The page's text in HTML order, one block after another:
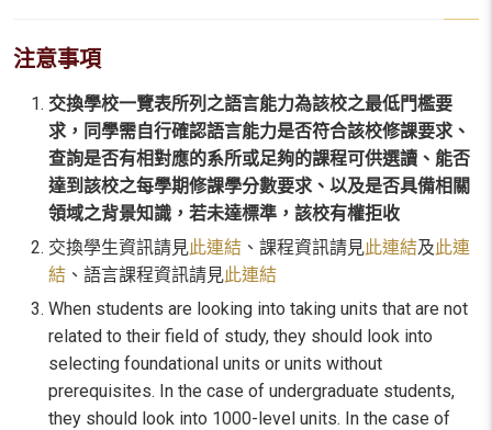
注意事項
交換學校一覽表所列之語言能力為該校之最低門檻要
求，同學需自行確認語言能力是否符合該校修課要求、
查詢是否有相對應的系所或足夠的課程可供選讀、能否
達到該校之每學期修課學分數要求、以及是否具備相關
領域之背景知識，若未達標準，該校有權拒收
交換學生資訊請見此連結 、課程資訊請見此連結及此連
結 、語言課程資訊請見此連結
When students are looking into taking units that are not
related to their field of study, they should look into
selecting foundational units or units without
prerequisites. In the case of undergraduate students,
they should look into 1000-level units. In the case of